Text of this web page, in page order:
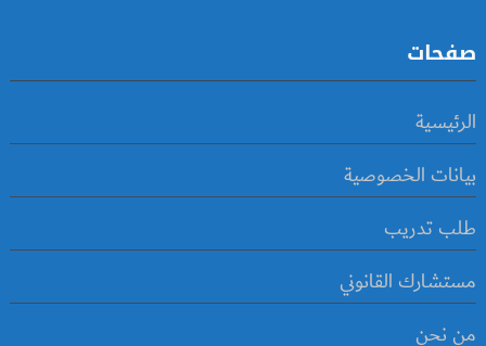
صفحات
الرئيسية
بيانات الخصوصية
طلب تدريب
مستشارك القانوني
من نحن